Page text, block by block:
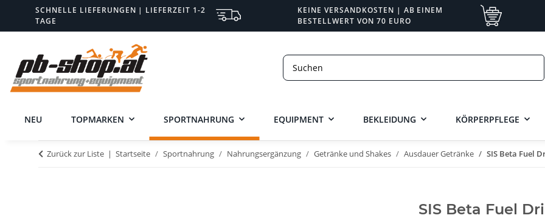
SCHNELLE LIEFERUNGEN | LIEFERZEIT 1-2
TAGE
KEINE VERSANDKOSTEN | AB EINEM
BESTELLWERT VON 70 EURO
NEU TOPMARKEN SPORTNAHRUNG EQUIPMENT BEKLEIDUNG KÖRPERPFLEGE
Zurück zur Liste Startseite Sportnahrung Nahrungsergänzung Getränke und Shakes Ausdauer Getränke SIS Beta Fuel
SIS Beta Fuel